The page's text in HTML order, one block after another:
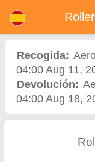
Sofía. Seguro a todo riesgo (sin exceso),
más bajos de alquiler de coches garantizados.
Recogida:
04:00 Aug 11,
Devolución:
04:00 Aug 18,